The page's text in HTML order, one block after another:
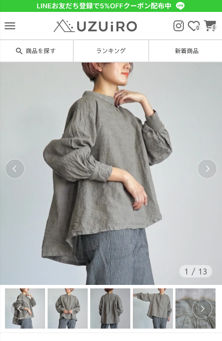
menu 0 0
search 商品を探す ランキング 新着商品
1 / 13